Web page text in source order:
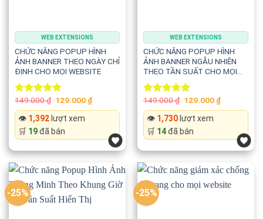
WEB EXTENSIONS
CHỨC NĂNG POPUP HÌNH
ẢNH BANNER THEO NGÀY CHỈ
ĐỊNH CHO MỌI WEBSITE
Rated5.00
out of 5
149.000₫ Original
was:
149.000 ₫.
129.000 ₫Current
price
👁️ 1,392lượt xem
🛒 19đã bán
WEB EXTENSIONS
CHỨC NĂNG POPUP HÌNH
ẢNH BANNER NGẪU NHIÊN
THEO TẦN SUẤT CHO MỌI
WEBSITE
Rated5.00
out of 5
149.000₫ Original
was:
149.000 ₫.
129.000 ₫Current
price
👁️ 1,730lượt xem
🛒 14đã bán
-25% -25%